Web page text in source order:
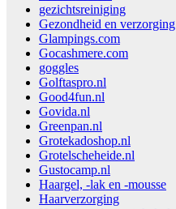
gezichtsreiniging
Gezondheid en verzorging
Glampings.com
Gocashmere.com
goggles
Golftaspro.nl
Good4fun.nl
Govida.nl
Greenpan.nl
Grotekadoshop.nl
Grotelscheheide.nl
Gustocamp.nl
Haargel, -lak en -mousse
Haarverzorging